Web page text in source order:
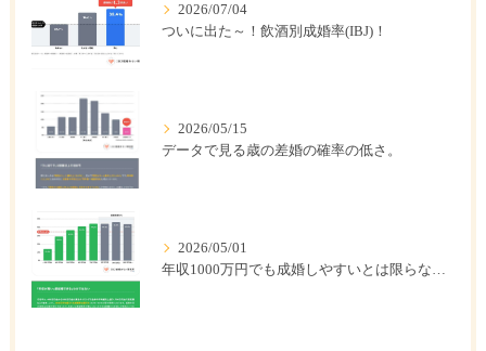
2026/07/04
ついに出た～！飲酒別成婚率(IBJ)！
2026/05/15
データで見る歳の差婚の確率の低さ。
2026/05/01
年収1000万円でも成婚しやすいとは限らない? 「年収帯別の成婚率」のリアル